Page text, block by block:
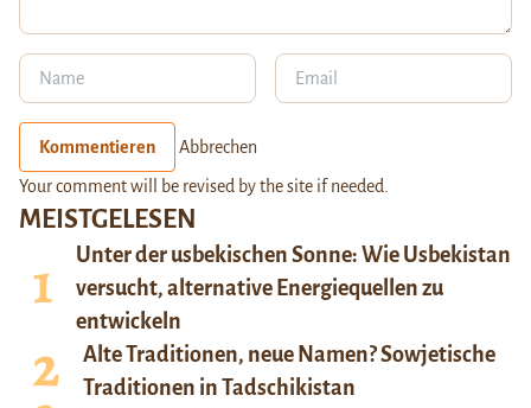
MEISTGELESEN
Unter der usbekischen Sonne: Wie Usbekistan
versucht, alternative Energiequellen zu
entwickeln
Alte Traditionen, neue Namen? Sowjetische
Traditionen in Tadschikistan
Kommentieren Abbrechen
Your comment will be revised by the site if needed.